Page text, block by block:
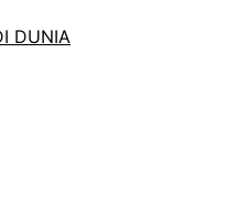
DUNIA